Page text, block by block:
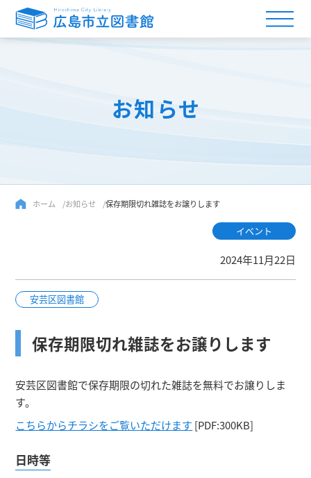
お知らせ
ホーム お知らせ 保存期限切れ雑誌をお譲りします
イベント
2024年11月22日
安芸区図書館
保存期限切れ雑誌をお譲りします
安芸区図書館で保存期限の切れた雑誌を無料でお譲りしま
す。
こちらからチラシをご覧いただけます [PDF:300KB]
日時等